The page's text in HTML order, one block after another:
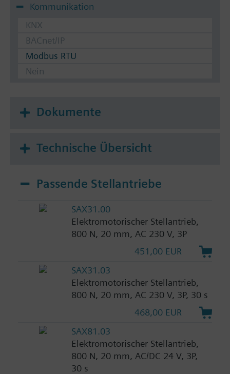
Kommunikation
KNX
BACnet/IP
Modbus RTU
Nein
Dokumente
Technische Übersicht
Passende Stellantriebe
SAX31.00
Elektromotorischer Stellantrieb,
800 N, 20 mm, AC 230 V, 3P
451,00 EUR
SAX31.03
Elektromotorischer Stellantrieb,
800 N, 20 mm, AC 230 V, 3P, 30 s
468,00 EUR
SAX81.03
Elektromotorischer Stellantrieb,
800 N, 20 mm, AC/DC 24 V, 3P,
30 s